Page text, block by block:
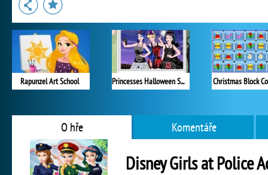
Rapunzel Art School Princesses Halloween Selfie Like Christmas Block
O hře Komentáře
Disney Girls at Police